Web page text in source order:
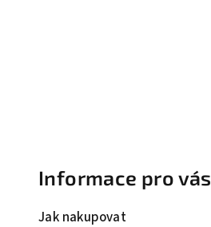
Informace pro vás
Jak nakupovat